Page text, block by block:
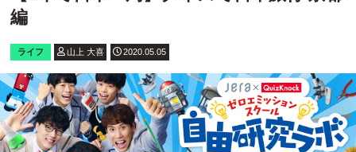
編
ライフ 山上 大喜 2020.05.05